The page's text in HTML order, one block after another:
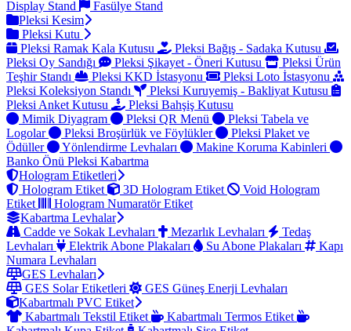
Display Stand
Fasülye Stand
Pleksi Kesim
Pleksi Kutu
Pleksi Ramak Kala Kutusu
Pleksi Bağış - Sadaka Kutusu
Pleksi Oy Sandığı
Pleksi Şikayet - Öneri Kutusu
Pleksi Ürün
Teşhir Standı
Pleksi KKD İstasyonu
Pleksi Loto İstasyonu
Pleksi Koleksiyon Standı
Pleksi Kuruyemiş - Bakliyat Kutusu
Pleksi Anket Kutusu
Pleksi Bahşiş Kutusu
Mimik Diyagram
Pleksi QR Menü
Pleksi Tabela ve
Logolar
Pleksi Broşürlük ve Föylükler
Pleksi Plaket ve
Ödüller
Yönlendirme Levhaları
Makine Koruma Kabinleri
Banko Önü Pleksi Kabartma
Hologram Etiketleri
Hologram Etiket
3D Hologram Etiket
Void Hologram
Etiket
Hologram Numaratör Etiket
Kabartma Levhalar
Cadde ve Sokak Levhaları
Mezarlık Levhaları
Tedaş
Levhaları
Elektrik Abone Plakaları Su Abone Plakaları
Kapı
Numara Levhaları
GES Levhaları
GES Solar Etiketleri
GES Güneş Enerji Levhaları
Kabartmalı PVC Etiket
Kabartmalı Tekstil Etiket
Kabartmalı Termos Etiket